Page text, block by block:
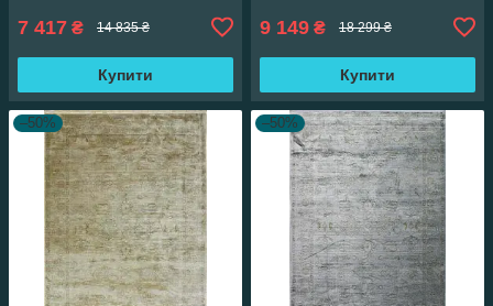
7 417 ₴ 14 835 ₴
Купити
9 149 ₴ 18 299 ₴
Купити
–50% –50%